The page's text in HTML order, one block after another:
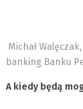
Michał
banking Banku
A kiedy będą